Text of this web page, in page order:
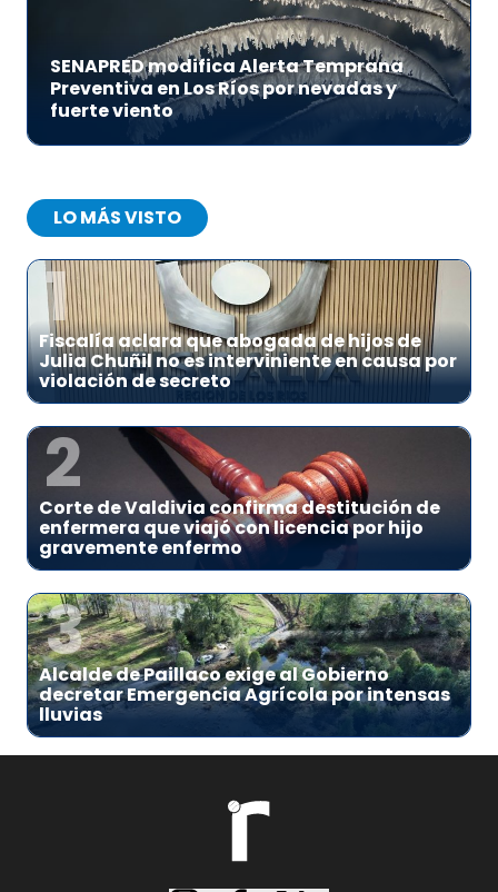
SENAPRED modifica Alerta Temprana
Preventiva en Los Ríos por nevadas y
fuerte viento
LO MÁS VISTO
1
Fiscalía aclara que abogada de hijos de
Julia Chuñil no es interviniente en causa por
violación de secreto
2
Corte de Valdivia confirma destitución de
enfermera que viajó con licencia por hijo
gravemente enfermo
3
Alcalde de Paillaco exige al Gobierno
decretar Emergencia Agrícola por intensas
lluvias